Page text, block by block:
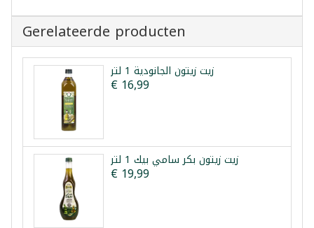
Gerelateerde producten
زيت زيتون الجانودية 1 لتر
€ 16,99
زيت زيتون بكر سامي بيك 1 لتر
€ 19,99